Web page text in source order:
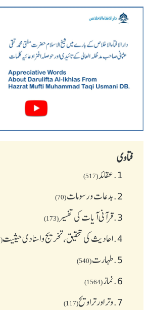
فتاوی
1. عقائد(517)
2. بدعات و رسومات(70)
3. قرآنی آیات کی تفسیر(173)
4. احادیث کی تحقیق، تخریج و اسنادی حیثیت(645)
5. طهارت(540)
6. نماز(1564)
7. وتر اور تراویح(117)